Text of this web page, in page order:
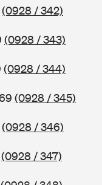
(0928 / 342)
(0928 / 343)
(0928 / 344)
(0928 / 345)
(0928 / 346)
(0928 / 347)